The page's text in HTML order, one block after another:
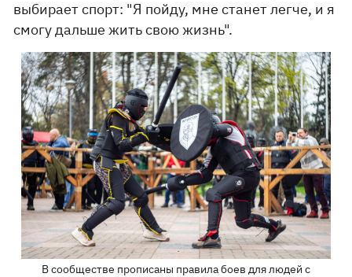
выбирает спорт: "Я пойду, мне станет легче, и я
смогу дальше жить свою жизнь".
В сообществе прописаны правила боев для людей с